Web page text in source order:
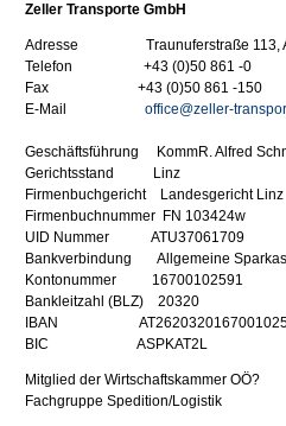
Zeller Transporte GmbH
Adresse Traunuferstraße 113, A-
Telefon +43 (0)50 861 -0
Fax +43 (0)50 861 -150
E-Mail office@zeller-
Geschäftsführung KommR. Alfred
Gerichtsstand Linz
Firmenbuchgericht Landesgericht Linz
Firmenbuchnummer FN 103424w
UID Nummer ATU37061709
Bankverbindung Allgemeine
Kontonummer 16700102591
Bankleitzahl (BLZ) 20320
IBAN
BIC ASPKAT2L
Mitglied der Wirtschaftskammer OÖ?
Fachgruppe Spedition/Logistik